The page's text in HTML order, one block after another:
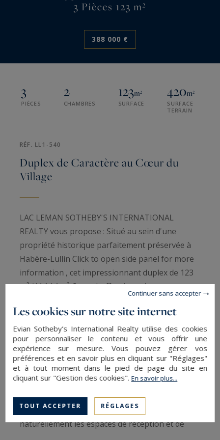
3 Pièces 123 m²
388 000 €
3
PIÈCES
2
CHAMBRES
123m²
SURFACE
420m²
SURFACE
TERRAIN
RÉF. LL1-540
Duplex de Caractère au Cœur du
Village
LAC LEMAN SOTHEBY'S INTERNATIONAL
REALTY vous propose : Situé au sein d'une
propriété historique parfaitement préservée à
Habère-Lullin Click to open side panel for more
information , cet impressionnant duplex de 123
m² (114,14 m² Carrez) offre des volumes et une
rénové avec un soin particulier porté aux détails,
ce bien marie avec succès le cachet architectural
d'origine et les exigences d'un confort moderne.
Le niveau supérieur constitue le cœur de
l'habitation, dévoilant une vaste pièce de vie
baignée de lumière naturelle. L'agencement
architectural intelligent permet de distinguer
naturellement les espaces de réception et de
Les cookies sur notre site internet
Evian Sotheby's International Realty utilise des cookies
pour personnaliser le contenu et vous offrir une
expérience sur mesure. Vous pouvez gérer vos
préférences et en savoir plus en cliquant sur "Réglages"
et à tout moment dans le pied de page du site en
cliquant sur "Gestion des cookies".En savoir plus...
TOUT ACCEPTER RÉGLAGES
Continuer sans accepter